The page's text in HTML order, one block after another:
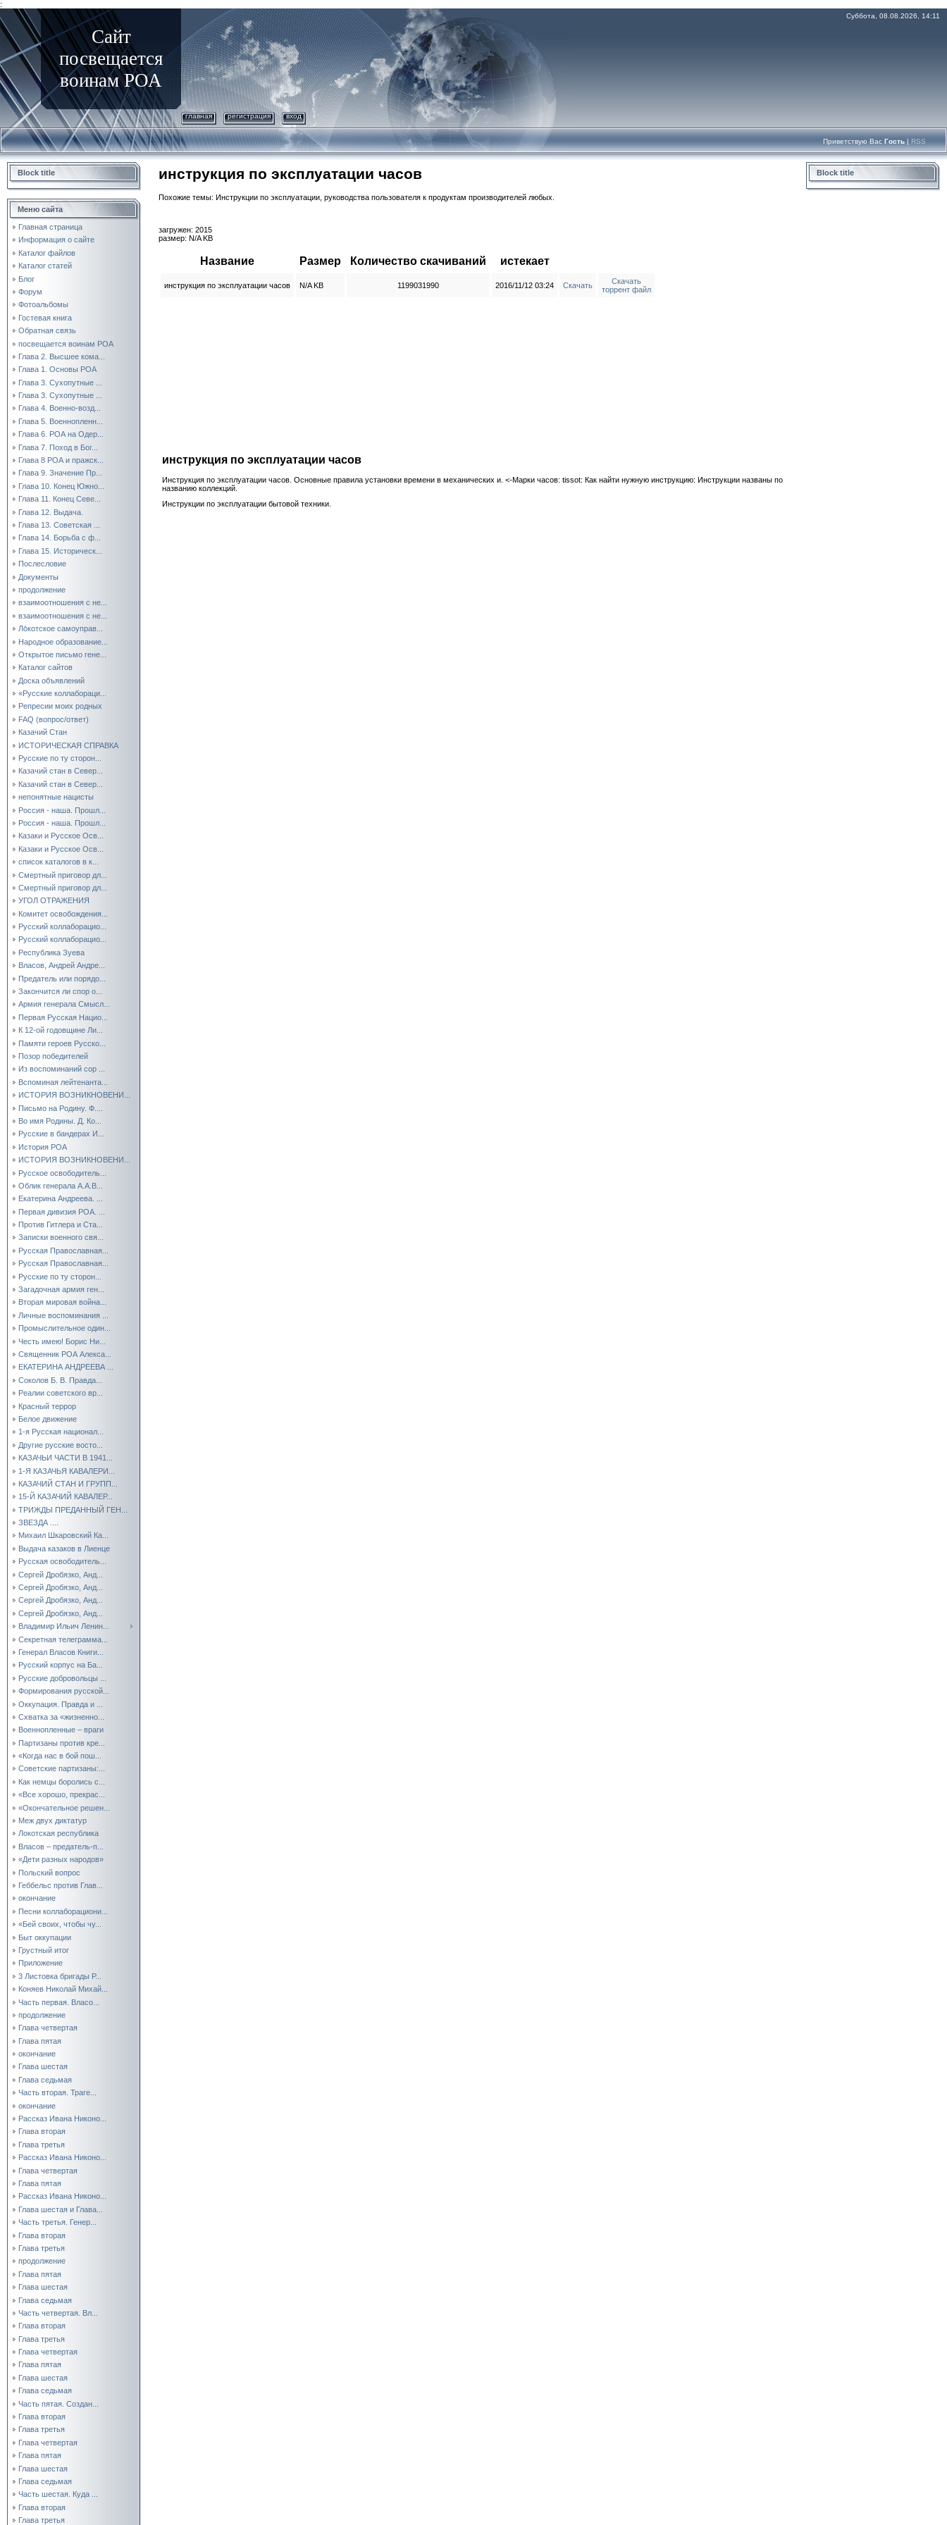
:
Сайт
посвещается
воинам РОА
Суббота, 08.08.2026, 14:11
главная регистрация вход
Приветствую Вас Гость | RSS
Block title
Меню сайта
Главная страница
Информация о сайте
Каталог файлов
Каталог статей
Блог
Форум
Фотоальбомы
Гостевая книга
Обратная связь
посвещается воинам РОА
Глава 2. Высшее кома...
Глава 1. Основы РОА
Глава 3. Сухопутные ...
Глава 3. Сухопутные ...
Глава 4. Военно-возд...
Глава 5. Военнопленн...
Глава 6. РОА на Одер...
Глава 7. Поход в Бог...
Глава 8 РОА и пражск...
Глава 9. Значение Пр...
Глава 10. Конец Южно...
Глава 11. Конец Севе...
Глава 12. Выдача.
Глава 13. Советская ...
Глава 14. Борьба с ф...
Глава 15. Историческ...
Послесловие
Документы
продолжение
взаимоотношения с не...
взаимоотношения с не...
Ло́котское самоуправ...
Народное образование...
Открытое письмо гене...
Каталог сайтов
Доска объявлений
«Русские коллабораци...
Репресии моих родных
FAQ (вопрос/ответ)
Казачий Стан
ИСТОРИЧЕСКАЯ СПРАВКА
Русские по ту сторон...
Казачий стан в Север...
Казачий стан в Север...
непонятные нацисты
Россия - наша. Прошл...
Россия - наша. Прошл...
Казаки и Русское Осв...
Казаки и Русское Осв...
список каталогов в к...
Смертный приговор дл...
Смертный приговор дл...
УГОЛ ОТРАЖЕНИЯ
Комитет освобождения...
Русский коллаборацио...
Русский коллаборацио...
Республика Зуева
Власов, Андрей Андре...
Предатель или порядо...
Закончится ли спор о...
Армия генерала Смысл...
Первая Русская Нацио...
К 12-ой годовщине Ли...
Памяти героев Русско...
Позор победителей
Из воспоминаний сор ...
Вспоминая лейтенанта...
ИСТОРИЯ ВОЗНИКНОВЕНИ...
Письмо на Родину. Ф....
Во имя Родины. Д. Ко...
Русские в бандерах И...
История РОА
ИСТОРИЯ ВОЗНИКНОВЕНИ...
Русское освободитель...
Облик генерала А.А.В...
Екатерина Андреева. ...
Первая дивизия РОА. ...
Против Гитлера и Ста...
Записки военного свя...
Русская Православная...
Русская Православная...
Русские по ту сторон...
Загадочная армия ген...
Вторая мировая война...
Личные воспоминания ...
Промыслительное один...
Честь имею! Борис Ни...
Священник РОА Алекса...
ЕКАТЕРИНА АНДРЕЕВА ...
Соколов Б. В. Правда...
Реалии советского вр...
Красный террор
Белое движение
1-я Русская национал...
Другие русские восто...
КАЗАЧЬИ ЧАСТИ В 1941...
1-Я КАЗАЧЬЯ КАВАЛЕРИ...
КАЗАЧИЙ СТАН И ГРУПП...
15-Й КАЗАЧИЙ КАВАЛЕР...
ТРИЖДЫ ПРЕДАННЫЙ ГЕН...
ЗВЕЗДА ....
Михаил Шкаровский Ка...
Выдача казаков в Лиенце
Русская освободитель...
Сергей Дробязко, Анд...
Сергей Дробязко, Анд...
Сергей Дробязко, Анд...
Сергей Дробязко, Анд...
Владимир Ильич Ленин...
Секретная телеграмма...
Генерал Власов Книги...
Русский корпус на Ба...
Русские добровольцы ...
Формирования русской...
Оккупация. Правда и ...
Схватка за «жизненно...
Военнопленные – враги
Партизаны против кре...
«Когда нас в бой пош...
Советские партизаны:...
Как немцы боролись с...
«Все хорошо, прекрас...
«Окончательное решен...
Меж двух диктатур
Локотская республика
Власов – предатель-п...
«Дети разных народов»
Польский вопрос
Геббельс против Глав...
окончание
Песни коллаборациони...
«Бей своих, чтобы чу...
Быт оккупации
Грустный итог
Приложение
3 Листовка бригады Р...
Коняев Николай Михай...
Часть первая. Власо...
продолжение
Глава четвертая
Глава пятая
окончание
Глава шестая
Глава седьмая
Часть вторая. Траге...
окончание
Рассказ Ивана Никоно...
Глава вторая
Глава третья
Рассказ Ивана Никоно...
Глава четвертая
Глава пятая
Рассказ Ивана Никоно...
Глава шестая и Глава...
Часть третья. Генер...
Глава вторая
Глава третья
продолжение
Глава пятая
Глава шестая
Глава седьмая
Часть четвертая. Вл...
Глава вторая
Глава третья
Глава четвертая
Глава пятая
Глава шестая
Глава седьмая
Часть пятая. Создан...
Глава вторая
Глава третья
Глава четвертая
Глава пятая
Глава шестая
Глава седьмая
Часть шестая. Куда ...
Глава вторая
Глава третья
инструкция по эксплуатации часов
Похожие темы: Инструкции по эксплуатации, руководства пользователя к продуктам производителей любых.
загружен: 2015
размер: N/A KB
Название Размер Количество скачиваний истекает
инструкция по эксплуатации часов N/A KB 1199031990 2016/11/12 03:24 Скачать
Скачать
торрент файл
инструкция по эксплуатации часов
Инструкция по эксплуатации часов. Основные правила установки времени в механических и. <-Марки часов: tissot: Как найти нужную инструкцию: Инструкции названы по
названию коллекций.
Инструкции по эксплуатации бытовой техники.
Block title